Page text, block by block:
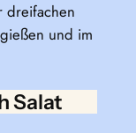
dreifachen
und im
Salat